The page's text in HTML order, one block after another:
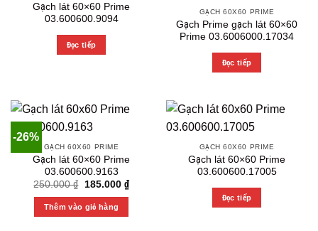
Gạch lát 60×60 Prime
03.600600.9094
Đọc tiếp
GẠCH 60X60 PRIME
Gạch Prime gạch lát 60×60
Prime 03.6006000.17034
Đọc tiếp
-26%
GẠCH 60X60 PRIME
Gạch lát 60×60 Prime
03.600600.9163
250.000₫
Original
was:
250.000 ₫.
185.000 ₫Current
price
Thêm vào giỏ hàng
GẠCH 60X60 PRIME
Gạch lát 60×60 Prime
03.600600.17005
Đọc tiếp